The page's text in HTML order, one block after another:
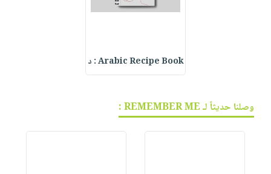
Arabic Recipe Book : د
وصلنا حديثاً لـ REMEMBER ME :